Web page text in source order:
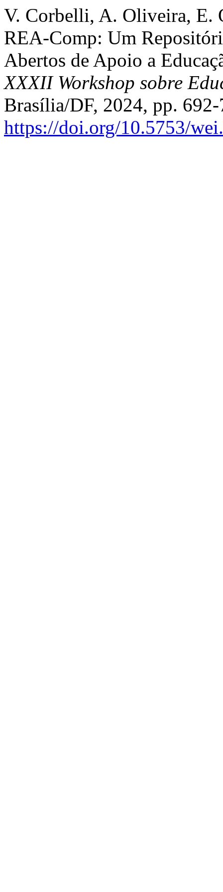
V. Corbelli, A. Oliveira, E.
REA-Comp: Um
Abertos de Apoio a
XXXII Workshop sobre
Brasília/DF, 2024, pp.
https://doi.org/10.5753/